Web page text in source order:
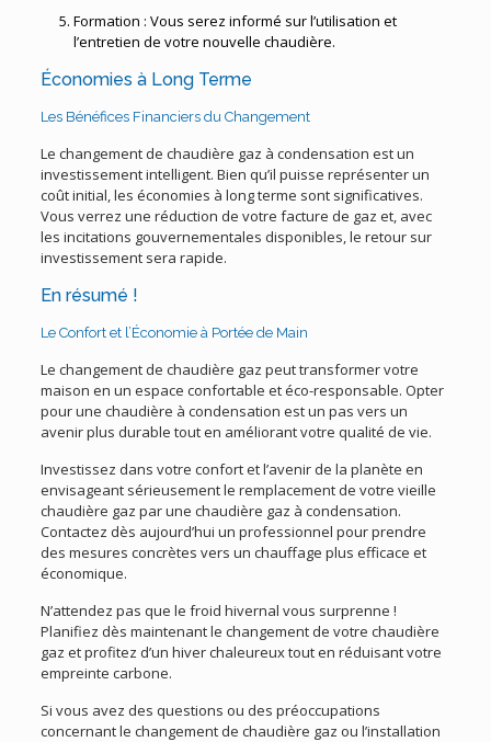
Formation : Vous serez informé sur l’utilisation et
l’entretien de votre nouvelle chaudière.
Économies à Long Terme
Les Bénéfices Financiers du Changement
Le changement de chaudière gaz à condensation est un
investissement intelligent. Bien qu’il puisse représenter un
coût initial, les économies à long terme sont significatives.
Vous verrez une réduction de votre facture de gaz et, avec
les incitations gouvernementales disponibles, le retour sur
investissement sera rapide.
En résumé !
Le Confort et l’Économie à Portée de Main
Le changement de chaudière gaz peut transformer votre
maison en un espace confortable et éco-responsable. Opter
pour une chaudière à condensation est un pas vers un
avenir plus durable tout en améliorant votre qualité de vie.
Investissez dans votre confort et l’avenir de la planète en
envisageant sérieusement le remplacement de votre vieille
chaudière gaz par une chaudière gaz à condensation.
Contactez dès aujourd’hui un professionnel pour prendre
des mesures concrètes vers un chauffage plus efficace et
économique.
N’attendez pas que le froid hivernal vous surprenne !
Planifiez dès maintenant le changement de votre chaudière
gaz et profitez d’un hiver chaleureux tout en réduisant votre
empreinte carbone.
Si vous avez des questions ou des préoccupations
concernant le changement de chaudière gaz ou l’installation